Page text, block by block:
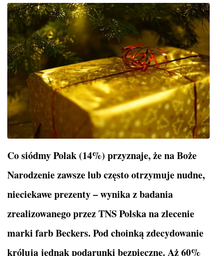
Co siódmy Polak (14%) przyznaje, że na Boże
Narodzenie zawsze lub często otrzymuje nudne,
nieciekawe prezenty – wynika z badania
zrealizowanego przez TNS Polska na zlecenie
marki farb Beckers. Pod choinką zdecydowanie
królują jednak podarunki bezpieczne. Aż 60%